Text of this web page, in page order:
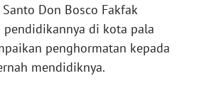
Santo Don Bosco Fakfak
pendidikannya di kota pala
penghormatan kepada
mendidiknya.